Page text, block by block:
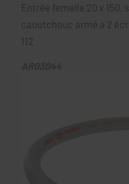
Entrée femelle 20 x 150,
caoutchouc armé à 2
112